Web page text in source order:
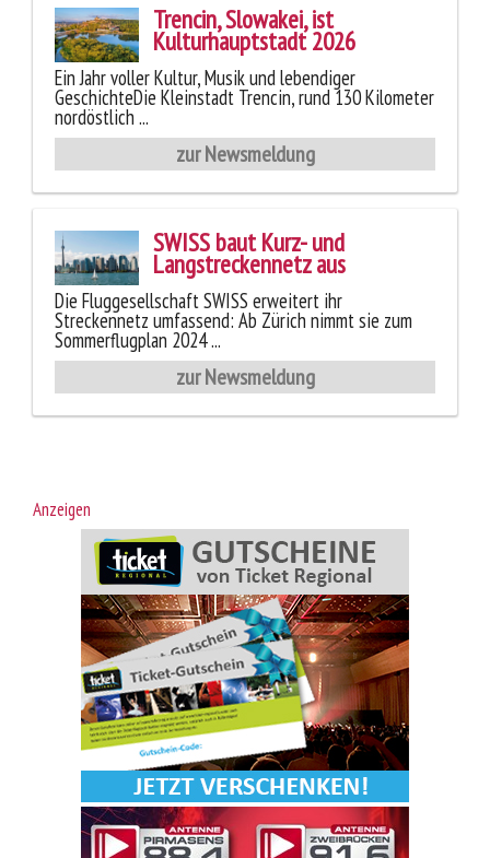
Trencin, Slowakei, ist
Kulturhauptstadt 2026
Ein Jahr voller Kultur, Musik und lebendiger
GeschichteDie Kleinstadt Trencin, rund 130 Kilometer
nordöstlich ...
zur Newsmeldung
SWISS baut Kurz- und
Langstreckennetz aus
Die Fluggesellschaft SWISS erweitert ihr
Streckennetz umfassend: Ab Zürich nimmt sie zum
Sommerflugplan 2024 ...
zur Newsmeldung
Anzeigen